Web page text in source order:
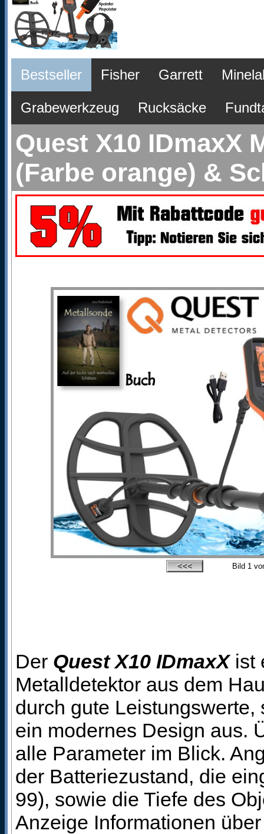
Bestseller Fisher Garrett
Grabewerkzeug Rucksäcke
Quest X10 IDmaxX
(Farbe orange) &
Bild 1
Der Quest X10 IDmaxXist
Metalldetektor aus dem
durch gute
ein modernes Design aus.
alle Parameter im Blick.
der Batteriezustand, die
99), sowie die Tiefe des
Anzeige Informationen